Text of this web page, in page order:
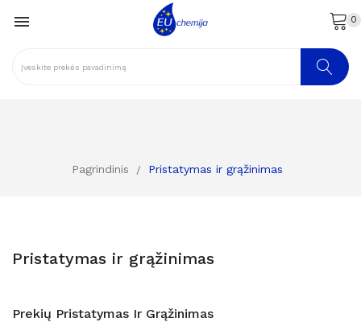
 0
Pagrindinis Pristatymas ir grąžinimas
Pristatymas ir grąžinimas
Prekių Pristatymas Ir Grąžinimas